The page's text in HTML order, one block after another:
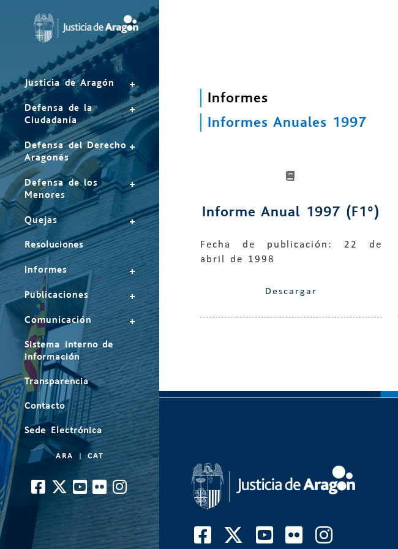
Justicia de Aragón
Defensa de la
Ciudadanía
Defensa del Derecho
Aragonés
Defensa de los
Menores
Quejas
Resoluciones
Informes
Publicaciones
Comunicación
Sistema interno de
información
Transparencia
Contacto
Sede Electrónica
ARA |CAT
Informes
Informes Anuales 1997
Informe Anual 1997 (F1º)
Fecha de publicación: 22 de
abril de 1998
Descargar